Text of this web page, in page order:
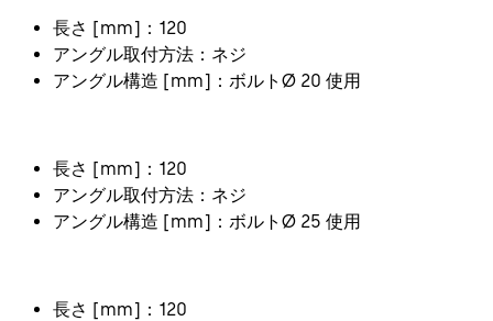
長さ [mm]：120
アングル取付方法：ネジ
アングル構造 [mm]：ボルトØ 20 使用
長さ [mm]：120
アングル取付方法：ネジ
アングル構造 [mm]：ボルトØ 25 使用
長さ [mm]：120